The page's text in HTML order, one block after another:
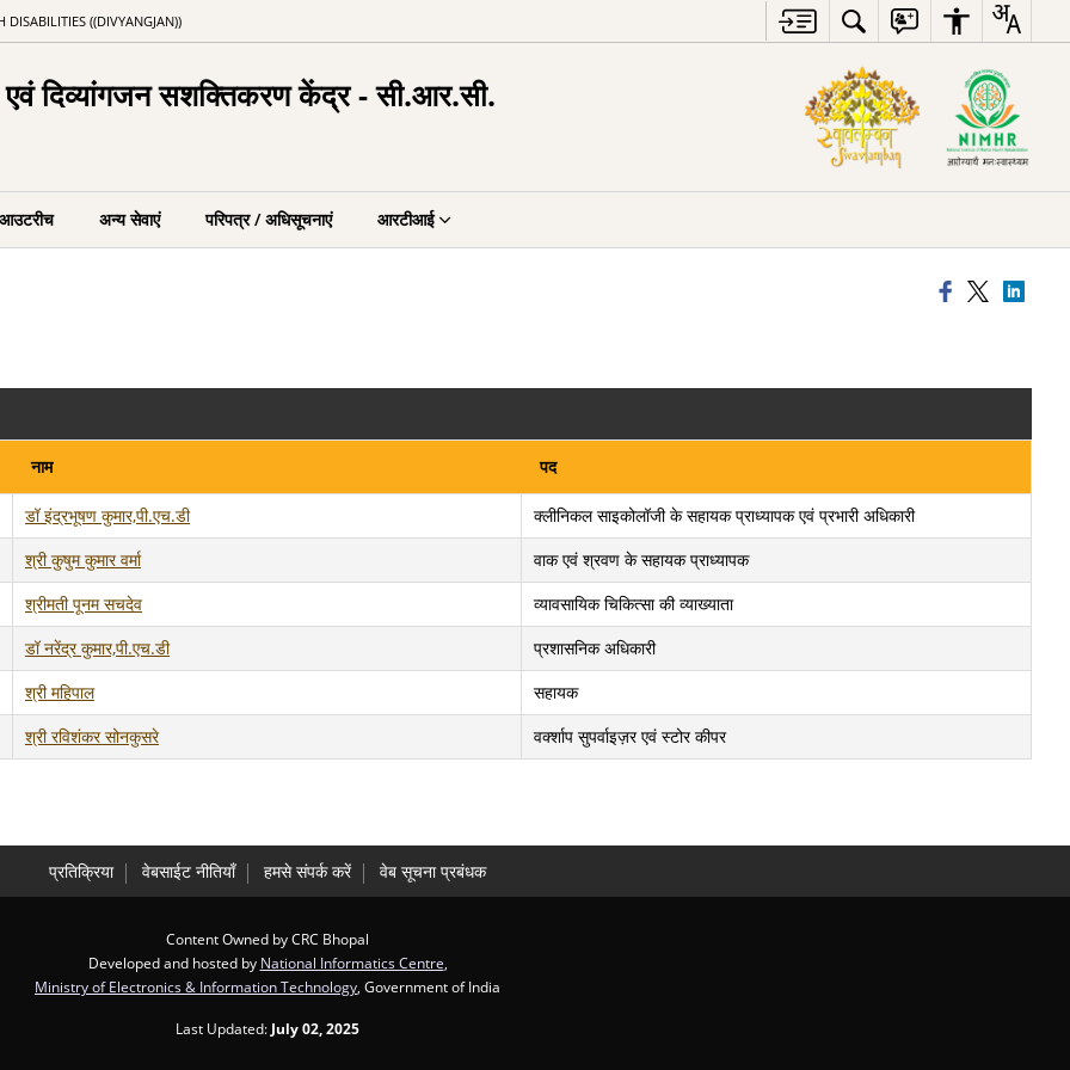
((DIVYANGJAN))
एवं दिव्यांगजन सशक्तिकरण केंद्र - सी.आर.सी.
आउटरीच अन्य सेवाएं परिपत्र / अधिसूचनाएं आरटीआई
नाम पद
डॉ इंद्रभूषण कुमार,पी.एच.डी
क्लीनिकल साइकोलॉजी के सहायक प्राध्यापक एवं प्रभारी अधिकारी
श्री कुषुम कुमार वर्मा
वाक एवं श्रवण के सहायक प्राध्यापक
श्रीमती पूनम सचदेव
व्यावसायिक चिकित्सा की व्याख्याता
डॉ नरेंद्र कुमार,पी.एच.डी
प्रशासनिक अधिकारी
श्री महिपाल
सहायक
श्री रविशंकर सोनकुसरे वर्क्शाप सुपर्वाइज़र एवं स्टोर कीपर
प्रतिक्रिया वेबसाईट नीतियाँ हमसे संपर्क करें वेब सूचना प्रबंधक
Content Owned by CRC Bhopal
Developed and hosted by National Informatics Centre
Ministry of Electronics & Information Technology , Government of India
Last Updated: July 02, 2025